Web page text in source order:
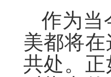
作为当
美都将
共处。